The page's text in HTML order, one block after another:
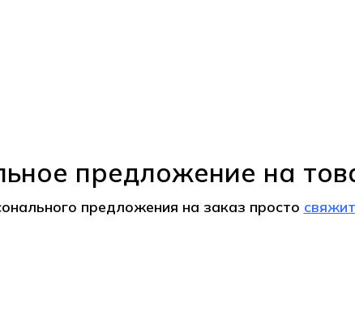
предложение на
предложения на заказ просто